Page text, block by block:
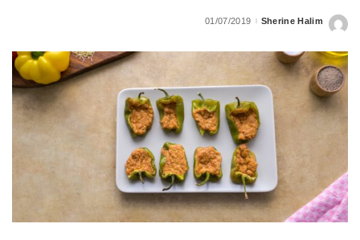
Posted
Sherine Halim
01/07/2019